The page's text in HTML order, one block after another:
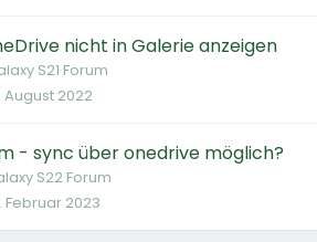
nicht in Galerie anzeigen
S21 Forum
August 2022
- sync über onedrive möglich?
S22 Forum
Februar 2023